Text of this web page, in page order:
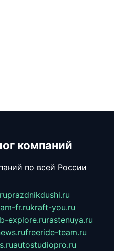
компаний
по всей России
prazdnikdushi.ru
fr.rukraft-you.ru
explore.rurastenuya.ru
freeride-team.ru
autostudiopro.ru